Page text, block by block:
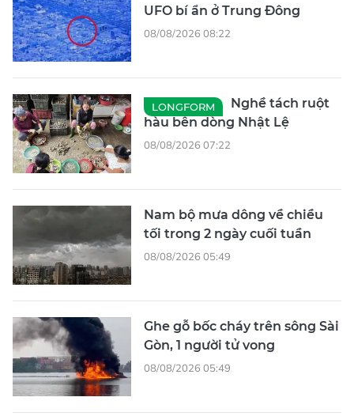
UFO bí ẩn ở Trung Đông
08/08/2026 08:22
LONGFORM
Nghề tách ruột
hàu bên dòng Nhật Lệ
08/08/2026 07:22
Nam bộ mưa dông về chiều
tối trong 2 ngày cuối tuần
08/08/2026 05:49
Ghe gỗ bốc cháy trên sông Sài
Gòn, 1 người tử vong
08/08/2026 05:49